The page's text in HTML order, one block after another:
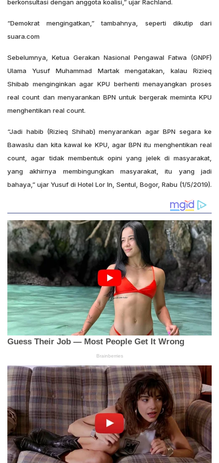
berkonsultasi dengan anggota koalisi,” ujar Rachland.
“Demokrat mengingatkan,” tambahnya, seperti dikutip dari
suara.com
Sebelumnya, Ketua Gerakan Nasional Pengawal Fatwa (GNPF)
Ulama Yusuf Muhammad Martak mengatakan, kalau Rizieq
Shibab menginginkan agar KPU berhenti menayangkan proses
real count dan menyarankan BPN untuk bergerak meminta KPU
menghentikan real count.
“Jadi habib (Rizieq Shihab) menyarankan agar BPN segara ke
Bawaslu dan kita kawal ke KPU, agar BPN itu menghentikan real
count, agar tidak membentuk opini yang jelek di masyarakat,
yang akhirnya membingungkan masyarakat, itu yang jadi
bahaya,” ujar Yusuf di Hotel Lor In, Sentul, Bogor, Rabu (1/5/2019).